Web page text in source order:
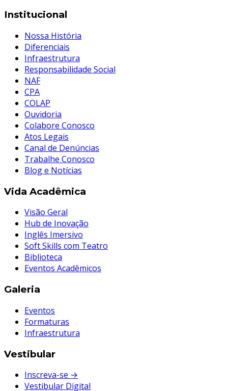
Institucional
Nossa História
Diferenciais
Infraestrutura
Responsabilidade Social
NAF
CPA
COLAP
Ouvidoria
Colabore Conosco
Atos Legais
Canal de Denúncias
Trabalhe Conosco
Blog e Notícias
Vida Acadêmica
Visão Geral
Hub de Inovação
Inglês Imersivo
Soft Skills com Teatro
Biblioteca
Eventos Acadêmicos
Galeria
Eventos
Formaturas
Infraestrutura
Vestibular
Inscreva-se →
Vestibular Digital